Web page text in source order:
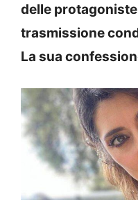
delle
trasmissione
La sua